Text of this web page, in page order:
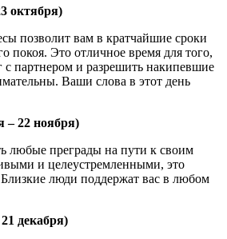
октября)
позволит вам в кратчайшие сроки
покоя. Это отличное время для того,
с партнером и разрешить накипевшие
Ваши слова в этот день
– 22 ноября)
любые преграды на пути к своим
и целеустремленными, это
Близкие люди поддержат вас в любом
декабря)